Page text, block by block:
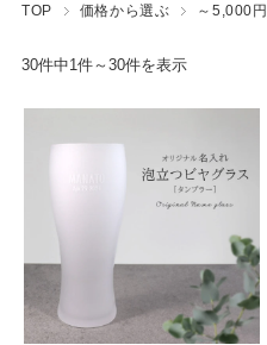
ワインボトル
ネームプレート
フォトフレーム
ウェルカムボード
ペーパーウェイト
TOP 価格から選ぶ ～5,000円
30件中1件～30件を表示